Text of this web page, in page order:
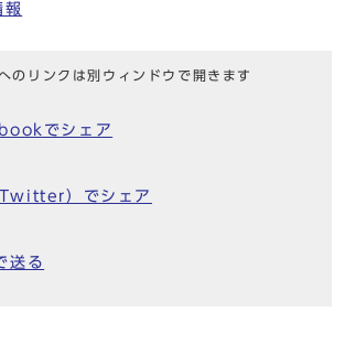
報
のリンクは別ウィンドウで開きます
でシェア
）でシェア
送る